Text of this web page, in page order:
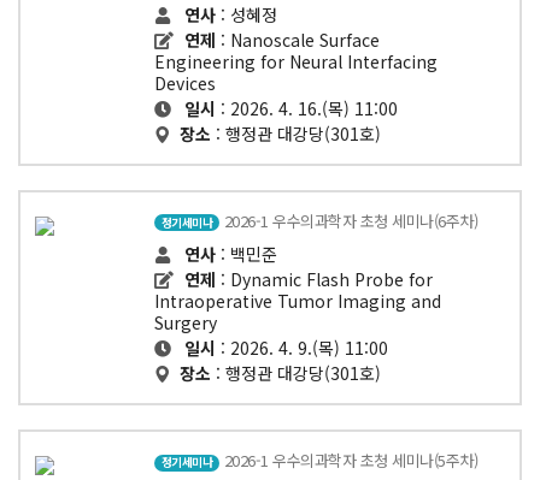
연사 : 성혜정
연제 : Nanoscale Surface
Engineering for Neural Interfacing
Devices
일시 : 2026. 4. 16.(목) 11:00
장소 : 행정관 대강당(301호)
정기세미나 2026-1 우수의과학자 초청 세미나(6주차)
연사 : 백민준
연제 : Dynamic Flash Probe for
Intraoperative Tumor Imaging and
Surgery
일시 : 2026. 4. 9.(목) 11:00
장소 : 행정관 대강당(301호)
정기세미나 2026-1 우수의과학자 초청 세미나(5주차)